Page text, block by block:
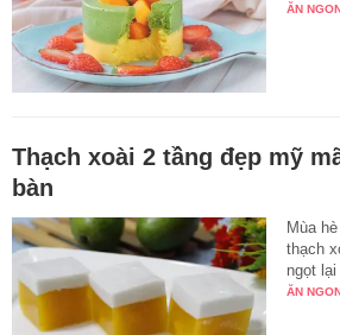
ĂN
Thạch xoài 2 tầng đẹp mỹ
bàn
Mùa
thạch
ngọt
ĂN NGON